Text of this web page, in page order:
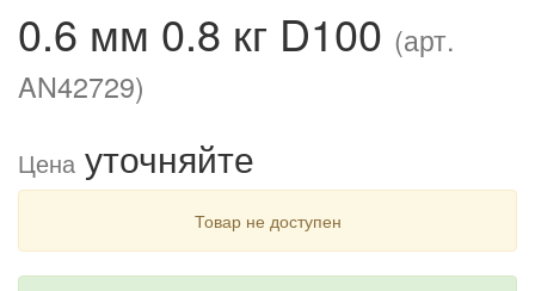
0.6 мм 0.8 кг D100 (арт.
AN42729)
Цена уточняйте
Товар не доступен